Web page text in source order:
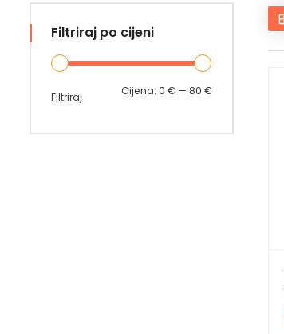
Filtriraj po cijeni
Min
Maks
Filtriraj Cijena: 0 € — 80 €